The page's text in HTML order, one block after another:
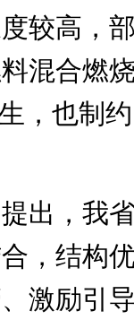
较高，
混合燃
，也制
，我省
，结构
激励引